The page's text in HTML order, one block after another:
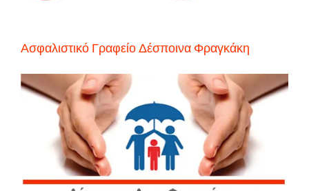
Ασφαλιστικό Γραφείο Δέσποινα Φραγκάκη